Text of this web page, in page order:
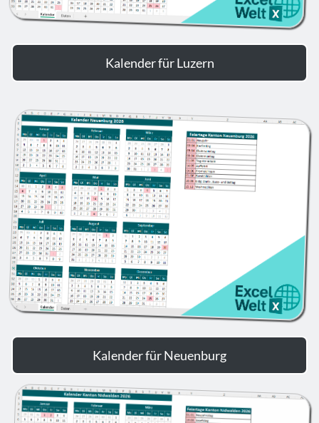
Kalender für Luzern
Kalender für Neuenburg